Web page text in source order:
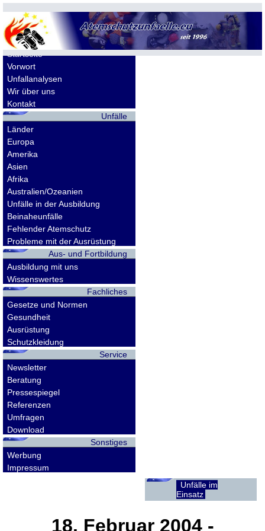
Allgemeines
Startseite
Vorwort
Unfallanalysen
Wir über uns
Kontakt
Unfälle
Länder
Europa
Amerika
Asien
Afrika
Australien/Ozeanien
Unfälle in der Ausbildung
Beinaheunfälle
Fehlender Atemschutz
Probleme mit der Ausrüstung
Aus- und Fortbildung
Ausbildung mit uns
Wissenswertes
Fachliches
Gesetze und Normen
Gesundheit
Ausrüstung
Schutzkleidung
Service
Newsletter
Beratung
Pressespiegel
Referenzen
Umfragen
Download
Sonstiges
Werbung
Impressum
Unfälle im
Einsatz
18. Februar 2004-